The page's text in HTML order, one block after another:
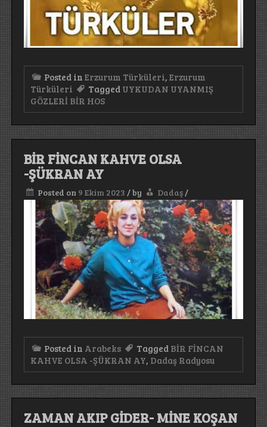
Posted in Erzurum Türküleri, Erzurum
Türküleri
Tagged UYKUDAN UYANMIŞ
GÖZLERİ BİR HOS
BİR FİNCAN KAHVE OLSA
-ŞÜKRAN AY
Posted on 9 Ekim 2023 /by Dadaş /
Posted in Arabeks Tagged BİR FİNCAN
KAHVE OLSA -ŞÜKRAN AY, Dadaş Radyosu
ZAMAN AKIP GİDER- MİNE KOŞAN